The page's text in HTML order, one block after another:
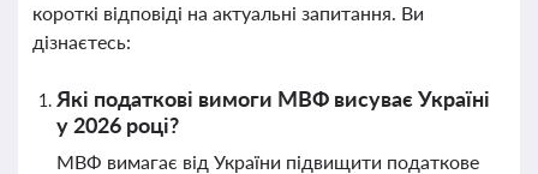
короткі відповіді на актуальні запитання. Ви
дізнаєтесь:
Які податкові вимоги МВФ висуває Україні
у 2026 році?
МВФ вимагає від України підвищити податкове